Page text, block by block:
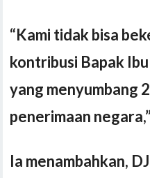
“Kami tidak bisa
kontribusi Bapak
yang menyumbang
penerimaan
Ia menambahkan,